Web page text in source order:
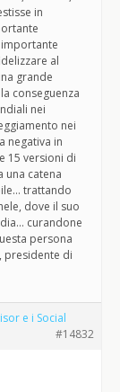
in
al
grande
conseguenza
nei
nei
negativa in
15 versioni di
una catena
trattando
dove il suo
curandone
persona
presidente di
e i Social
#14832